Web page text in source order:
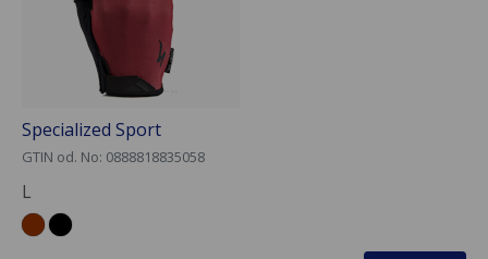
Specialized Sport
GTIN od. No: 0888818835058
L